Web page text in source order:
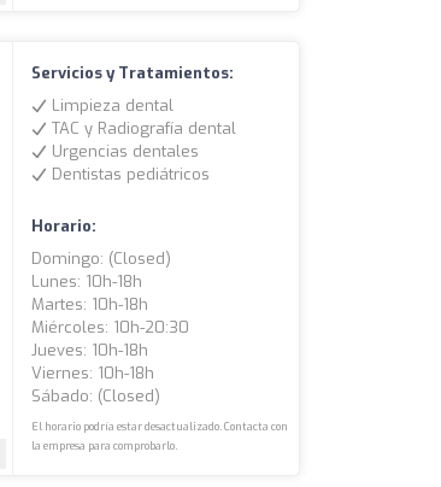
Servicios y Tratamientos:
Limpieza dental
TAC y Radiografía dental
Urgencias dentales
Dentistas pediátricos
Horario:
Domingo: (closed)
Lunes: 10h-18h
Martes: 10h-18h
Miércoles: 10h-20:30
Jueves: 10h-18h
Viernes: 10h-18h
Sábado: (closed)
El horario podría estar desactualizado. Contacta con
la empresa para comprobarlo.